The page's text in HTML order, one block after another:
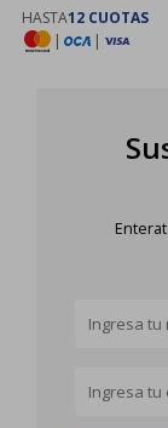
HASTA12 CUOTAS
|
|